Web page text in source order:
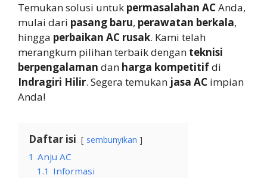
Temukan solusi untuk permasalahan ACAnda,
mulai dari pasang baru, perawatan berkala,
hingga perbaikan AC rusak. Kami telah
merangkum pilihan terbaik dengan teknisi
berpengalaman dan harga kompetitifdi
Indragiri Hilir. Segera temukan jasa AC impian
Anda!
Daftar isi sembunyikan
1 Anju AC
1.1 Informasi